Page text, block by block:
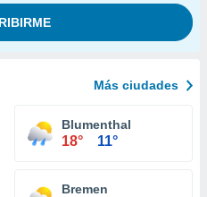
Más ciudades
Blumenthal
18° 11°
Bremen